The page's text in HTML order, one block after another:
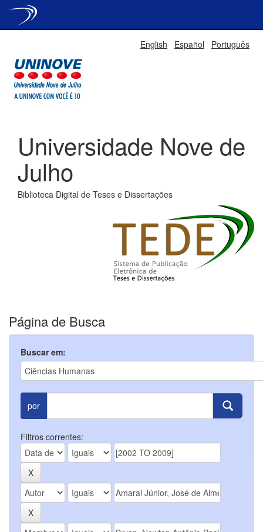
English Español Português
Universidade Nove de
Julho
Biblioteca Digital de Teses e Dissertações
Página de Busca
Buscar em:
por
Filtros correntes: